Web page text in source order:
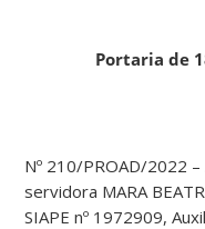
Portaria de
Nº 210/PROAD/2022 –
servidora MARA
SIAPE nº 1972909,